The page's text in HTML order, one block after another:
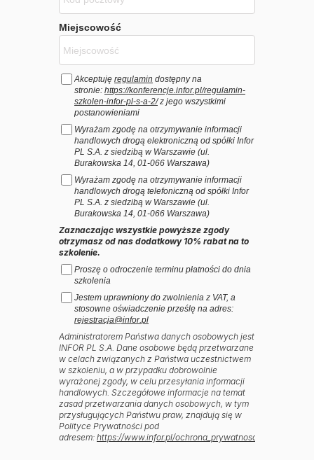
Miejscowość
Akceptuję regulamin dostępny na
stronie: https://konferencje.infor.pl/regulamin-
szkolen-infor-pl-s-a-2/z jego wszystkimi
postanowieniami
Wyrażam zgodę na otrzymywanie informacji
handlowych drogą elektroniczną od spółki Infor
PL S.A. z siedzibą w Warszawie (ul.
Burakowska 14, 01-066 Warszawa)
Wyrażam zgodę na otrzymywanie informacji
handlowych drogą telefoniczną od spółki Infor
PL S.A. z siedzibą w Warszawie (ul.
Burakowska 14, 01-066 Warszawa)
Zaznaczając wszystkie powyższe zgody
otrzymasz od nas dodatkowy 10% rabat na to
szkolenie.
Proszę o odroczenie terminu płatności do dnia
szkolenia
Jestem uprawniony do zwolnienia z VAT, a
stosowne oświadczenie prześlę na adres:
rejestracja@infor.pl
Administratorem Państwa danych osobowych jest
INFOR PL S.A. Dane osobowe będą przetwarzane
w celach związanych z Państwa uczestnictwem
w szkoleniu, a w przypadku dobrowolnie
wyrażonej zgody, w celu przesyłania informacji
handlowych. Szczegółowe informacje na temat
zasad przetwarzania danych osobowych, w tym
przysługujących Państwu praw, znajdują się w
Polityce Prywatności pod
adresem: https://www.infor.pl/ochrona_prywatnosci